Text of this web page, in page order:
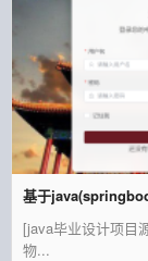
基于
[java毕业设计项目
物...